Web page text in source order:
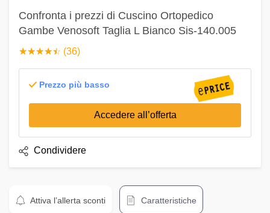
Confronta i prezzi di Cuscino Ortopedico
Gambe Venosoft Taglia L Bianco Sis-140.005
☆☆☆☆☆
★★★★★ (36)
Prezzo più basso
Accedere all’offerta
Condividere
Attiva l’allerta sconti Caratteristiche